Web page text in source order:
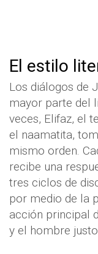
El estilo
Los diálogos de
mayor parte del
veces, Elifaz, el
el naamatita,
mismo orden.
recibe una
tres ciclos de
por medio de la
acción principal
y el hombre